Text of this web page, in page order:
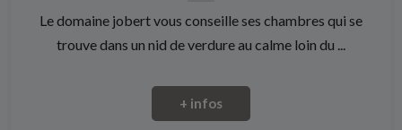
Le domaine jobert vous conseille ses chambres qui se
trouve dans un nid de verdure au calme loin du ...
+ infos